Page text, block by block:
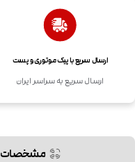
ارسال سریع با پیک موتوری و پست
ارسال سریع به سراسر ایران
مشخصات